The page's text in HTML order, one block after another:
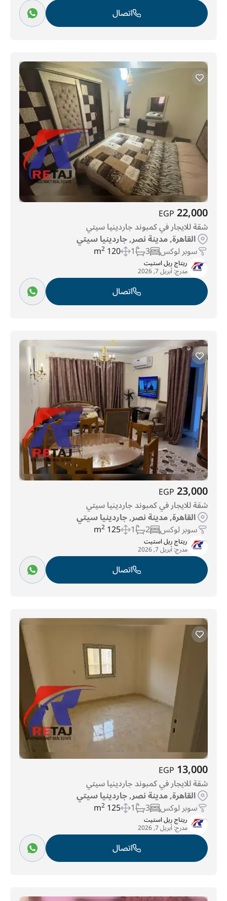
اتصال
22,000
EGP
شقة للايجار في كمبوند جاردينيا سيتي
القاهرة, مدينة نصر, جاردينيا سيتي
سوبر لوكس 3
1
120 m
2
ريتاج ريل استيت
مدرج:أبريل 7, 2026
اتصال
23,000
EGP
شقة للايجار في كمبوند جاردينيا سيتي
القاهرة, مدينة نصر, جاردينيا سيتي
سوبر لوكس 2
1
125 m
2
ريتاج ريل استيت
مدرج:أبريل 7, 2026
اتصال
13,000
EGP
شقة للايجار في كمبوند جاردينيا سيتي
القاهرة, مدينة نصر, جاردينيا سيتي
سوبر لوكس 3
1
125 m
2
ريتاج ريل استيت
مدرج:أبريل 7, 2026
اتصال